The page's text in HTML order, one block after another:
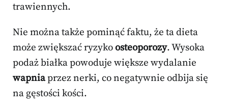
trawiennych.
Nie można także pominąć faktu, że ta dieta
może zwiększać ryzykoosteoporozy. Wysoka
podaż białka powoduje większe wydalanie
wapniaprzez nerki, co negatywnie odbija się
na gęstości kości.